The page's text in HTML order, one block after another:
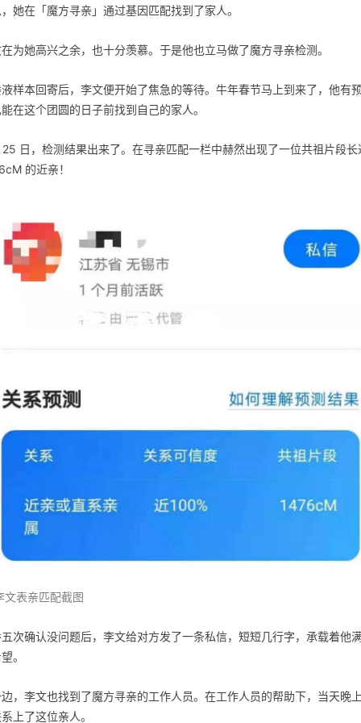
她在「魔方寻亲」通过基因匹配找到了家人。
为她高兴之余，也十分羡慕。于是他也立马做了魔方寻亲检测。
样本回寄后，李文便开始了焦急的等待。牛年春节马上到来了，他有
在这个团圆的日子前找到自己的家人。
25 日，检测结果出来了。在寻亲匹配一栏中赫然出现了一位共祖片段长
的近亲！
表亲匹配截图
次确认没问题后，李文给对方发了一条私信，短短几行字，承载着他
。
，李文也找到了魔方寻亲的工作人员。在工作人员的帮助下，当天晚
上了这位亲人。